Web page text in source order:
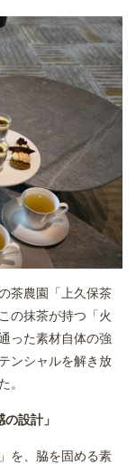
茶農園「上久保茶
の抹茶が持つ「火
った素材自体の強
ンシャルを解き放
。
設計」
を、脇を固める素